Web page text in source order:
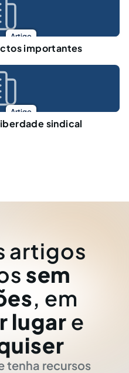
Artigo
importantes
Artigo
sindical
artigos
sem
, em
lugar e
tenha recursos